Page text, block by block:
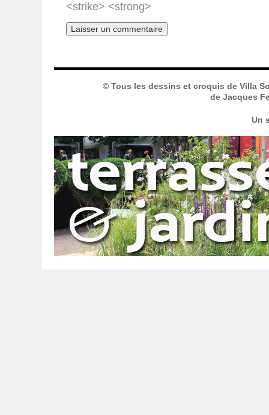
<strike> <strong>
© Tous les dessins et croquis de Villa
de Jacques
Un